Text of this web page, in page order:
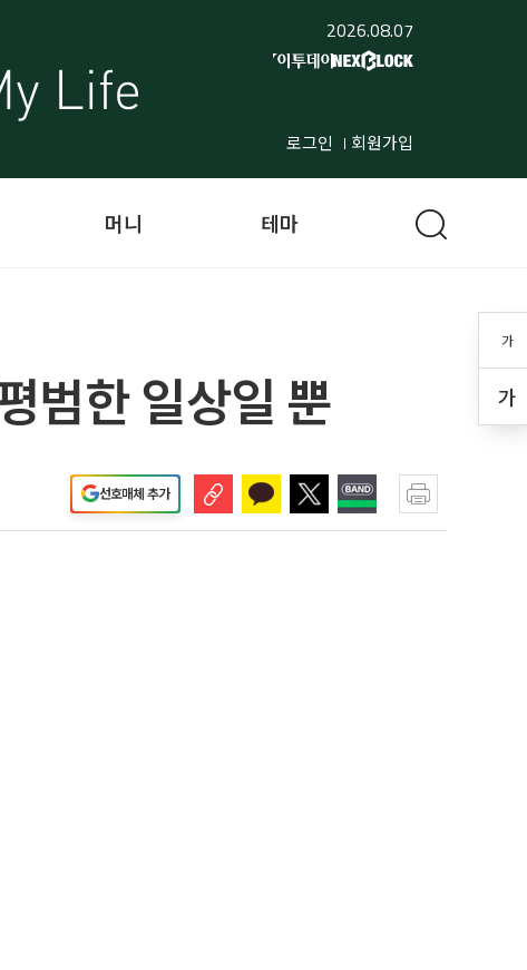
2026.08.07
로그인 회원가입
가
가
머니 테마
범한 일상일 뿐
선호매체 추가